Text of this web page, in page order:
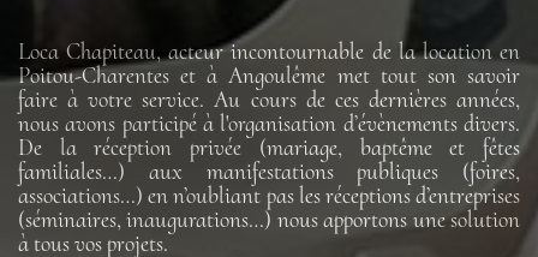
Loca Chapiteau, acteur incontournable de la location en
Poitou-Charentes et à Angoulême met tout son savoir
faire à votre service. Au cours de ces dernières années,
nous avons participé à l'organisation d’évènements divers.
De la réception privée (mariage, baptême et fêtes
familiales…) aux manifestations publiques (foires,
associations…) en n’oubliant pas les réceptions d’entreprises
(séminaires, inaugurations…) nous apportons une solution
à tous vos projets.